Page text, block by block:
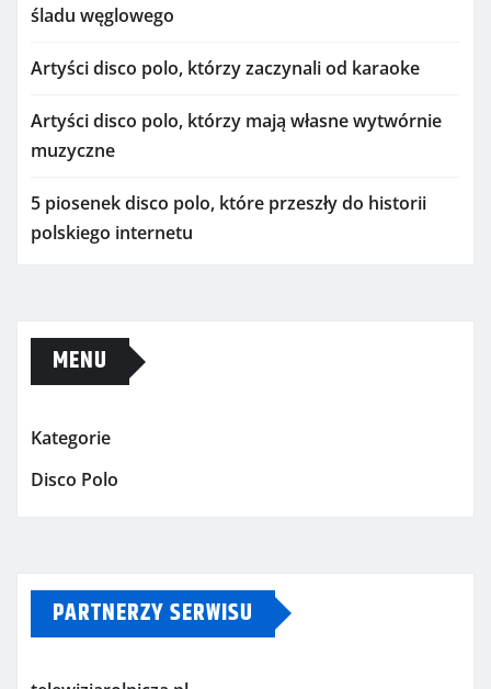
śladu węglowego
Artyści disco polo, którzy zaczynali od karaoke
Artyści disco polo, którzy mają własne wytwórnie
muzyczne
5 piosenek disco polo, które przeszły do historii
polskiego internetu
MENU
Kategorie
Disco Polo
PARTNERZY SERWISU